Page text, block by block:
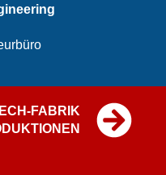
FABRIK